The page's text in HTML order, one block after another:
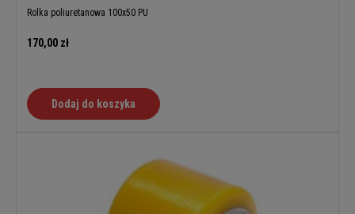
Rolka poliuretanowa 100x50 PU
170,00 zł
Dodaj do koszyka